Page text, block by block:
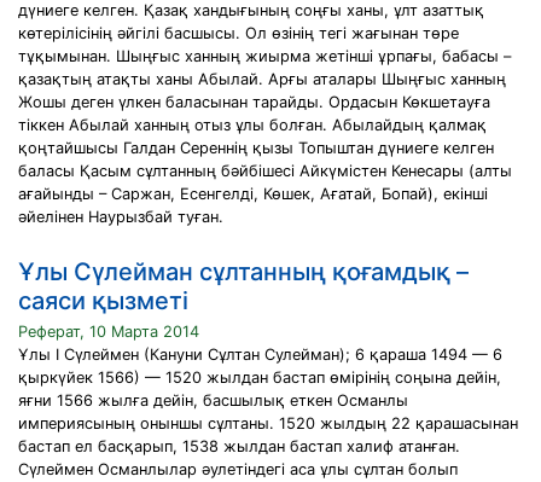
дүниеге келген. Қазақ хандығының соңғы ханы, ұлт азаттық
көтерілісінің әйгілі басшысы. Ол өзінің тегі жағынан төре
тұқымынан. Шыңғыс ханның жиырма жетінші ұрпағы, бабасы –
қазақтың атақты ханы Абылай. Арғы аталары Шыңғыс ханның
Жошы деген үлкен баласынан тарайды. Ордасын Көкшетауға
тіккен Абылай ханның отыз ұлы болған. Абылайдың қалмақ
қоңтайшысы Галдан Сереннің қызы Топыштан дүниеге келген
баласы Қасым сұлтанның бәйбішесі Айкүмістен Кенесары (алты
ағайынды – Саржан, Есенгелді, Көшек, Ағатай, Бопай), екінші
әйелінен Наурызбай туған.
Ұлы Сүлейман сұлтанның қоғамдық –
саяси қызметі
Реферат, 10 Марта 2014
Ұлы I Сүлеймен (Кануни Сұлтан Сулейман); 6 қараша 1494 — 6
қыркүйек 1566) — 1520 жылдан бастап өмірінің соңына дейін,
яғни 1566 жылға дейін, басшылық еткен Османлы
империясының оныншы сұлтаны. 1520 жылдың 22 қарашасынан
бастап ел басқарып, 1538 жылдан бастап халиф атанған.
Сүлеймен Османлылар әулетіндегі аса ұлы сұлтан болып